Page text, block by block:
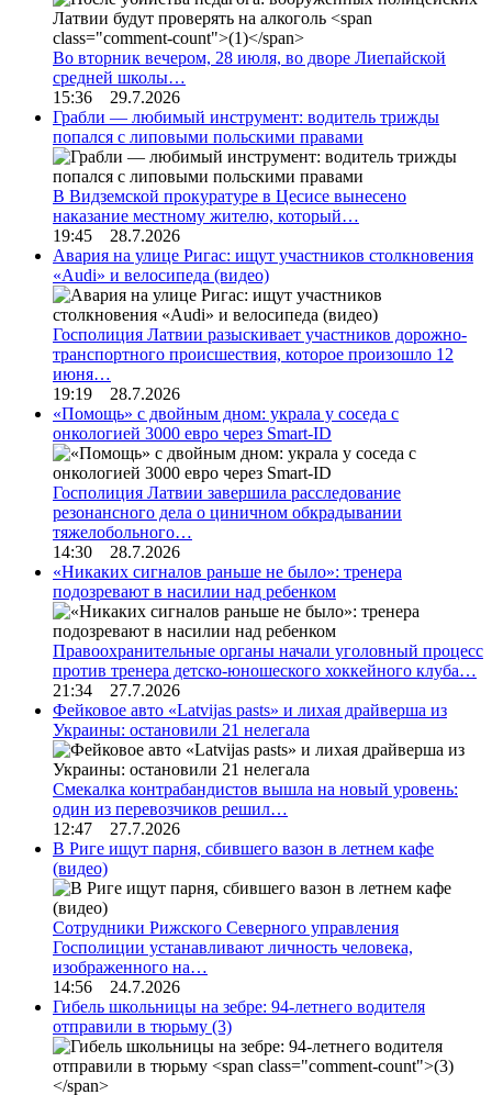
Во вторник вечером, 28 июля, во дворе Лиепайской
средней школы…
15:36 29.7.2026
Грабли — любимый инструмент: водитель трижды
попался с липовыми польскими правами
В Видземской прокуратуре в Цесисе вынесено
наказание местному жителю, который…
19:45 28.7.2026
Авария на улице Ригас: ищут участников столкновения
«Audi» и велосипеда (видео)
Госполиция Латвии разыскивает участников дорожно-
транспортного происшествия, которое произошло 12
июня…
19:19 28.7.2026
«Помощь» с двойным дном: украла у соседа с
онкологией 3000 евро через Smart-ID
Госполиция Латвии завершила расследование
резонансного дела о циничном обкрадывании
тяжелобольного…
14:30 28.7.2026
«Никаких сигналов раньше не было»: тренера
подозревают в насилии над ребенком
Правоохранительные органы начали уголовный процесс
против тренера детско-юношеского хоккейного клуба…
21:34 27.7.2026
Фейковое авто «Latvijas pasts» и лихая драйверша из
Украины: остановили 21 нелегала
Смекалка контрабандистов вышла на новый уровень:
один из перевозчиков решил…
12:47 27.7.2026
В Риге ищут парня, сбившего вазон в летнем кафе
(видео)
Сотрудники Рижского Северного управления
Госполиции устанавливают личность человека,
изображенного на…
14:56 24.7.2026
Гибель школьницы на зебре: 94-летнего водителя
отправили в тюрьму (3)